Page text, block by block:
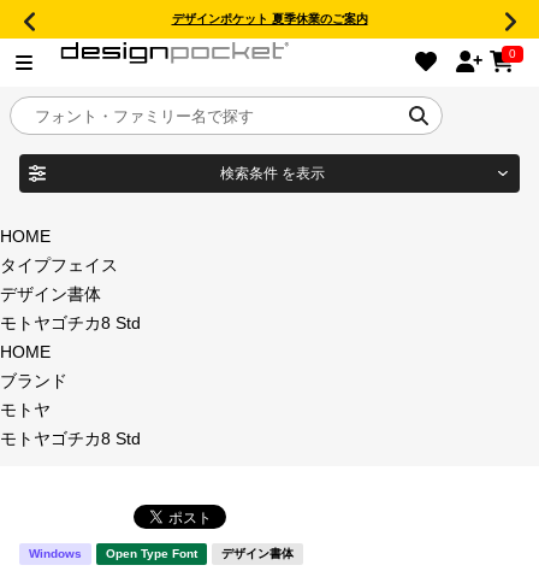
デザインポケット 夏季休業のご案内
0
目的別フォントガイド
特集
年間ライセンス商品
新着一覧
検索条件 を表示
商品名
フォント形式
タイプフェイス
明朝体
HOME
タイプフェイス
デザイン書体
モトヤゴチカ8 Std
HOME
ブランド
モトヤ
モトヤゴチカ8 Std
Windows Open Type Font デザイン書体